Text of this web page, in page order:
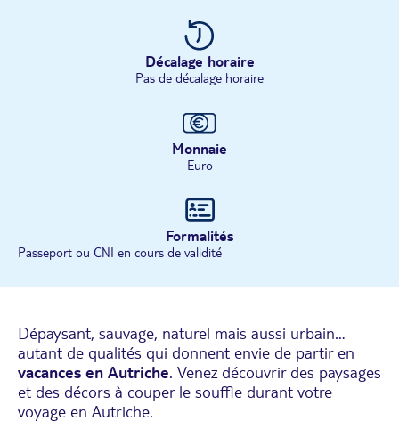
Décalage horaire
Pas de décalage horaire
Monnaie
Euro
Formalités
Passeport ou CNI en cours de validité
Dépaysant, sauvage, naturel mais aussi urbain…
autant de qualités qui donnent envie de partir en
vacances en Autriche. Venez découvrir des paysages
et des décors à couper le souffle durant votre
voyage en Autriche.